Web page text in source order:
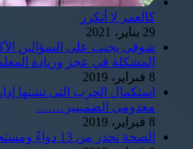
كالعمر لا أتكرر
29 يناير، 2021
شوقى يجيب على السؤالين
المشكلة في عجز وزيادة
8 فبراير، 2019
استكمال الحرب التى تشنها
معدومى الضمييير…….
8 فبراير، 2019
الصحة تحذر من 13 دواءً ومستحضرًا للتجميل بالأسواق